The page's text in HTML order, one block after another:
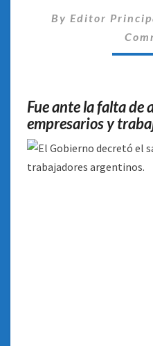
By Editor
Fue ante la falta de
empresarios y